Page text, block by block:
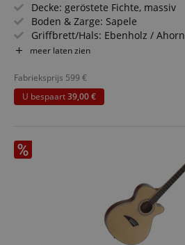
Decke: geröstete Fichte, massiv
Boden & Zarge: Sapele
Griffbrett/Hals: Ebenholz / Ahorn
Elektronik: Fishman Sonitone GT2
meer laten zien
Fabrieksprijs 599 €
U bespaart39,00 €